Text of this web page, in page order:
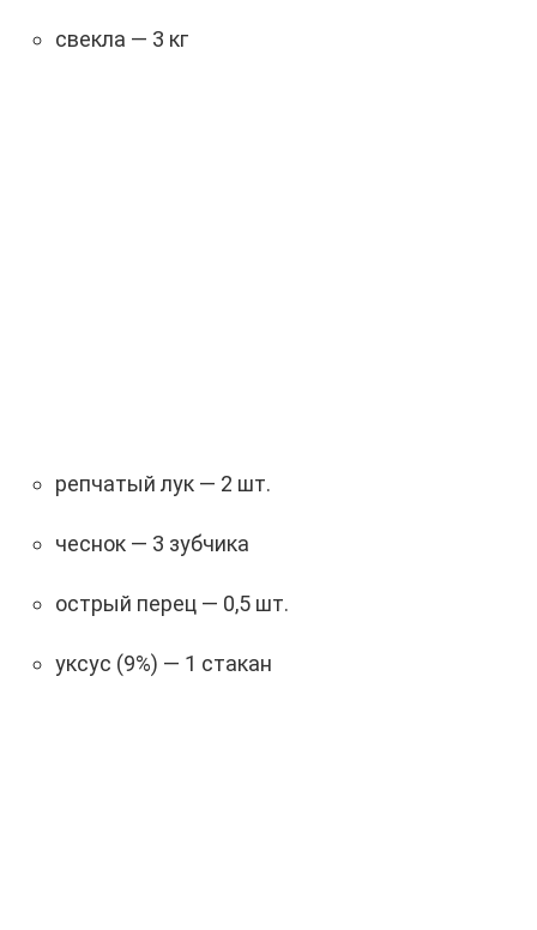
свекла — 3 кг
репчатый лук — 2 шт.
чеснок — 3 зубчика
острый перец — 0,5 шт.
уксус (9%) — 1 стакан